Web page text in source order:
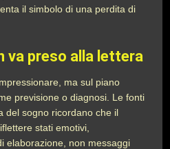
il simbolo di una perdita di
va preso alla lettera
ma sul piano
previsione o diagnosi. Le fonti
del sogno ricordano che il
stati emotivi,
elaborazione, non messaggi